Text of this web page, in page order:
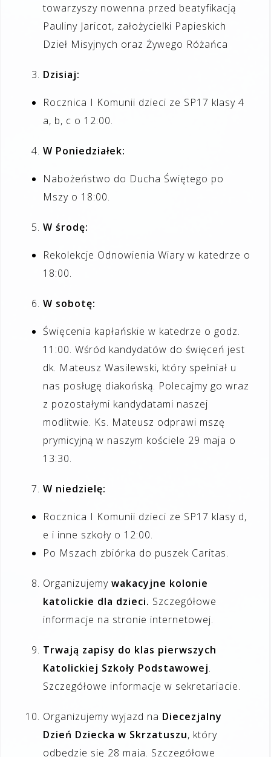
towarzyszy nowenna przed beatyfikacją
Pauliny Jaricot, założycielki Papieskich
Dzieł Misyjnych oraz Żywego Różańca
Dzisiaj:
Rocznica I Komunii dzieci ze SP17 klasy 4
a, b, c o 12:00.
W Poniedziałek:
Nabożeństwo do Ducha Świętego po
Mszy o 18:00.
W środę:
Rekolekcje Odnowienia Wiary w katedrze o
18:00.
W sobotę:
Święcenia kapłańskie w katedrze o godz.
11:00. Wśród kandydatów do święceń jest
dk. Mateusz Wasilewski, który spełniał u
nas posługę diakońską. Polecajmy go wraz
z pozostałymi kandydatami naszej
modlitwie. Ks. Mateusz odprawi mszę
prymicyjną w naszym kościele 29 maja o
13:30.
W niedzielę:
Rocznica I Komunii dzieci ze SP17 klasy d,
e i inne szkoły o 12:00.
Po Mszach zbiórka do puszek Caritas.
Organizujemy wakacyjne kolonie
katolickie dla dzieci. Szczegółowe
informacje na stronie internetowej.
Trwają zapisy do klas pierwszych
Katolickiej Szkoły Podstawowej.
Szczegółowe informacje w sekretariacie.
Organizujemy wyjazd na Diecezjalny
Dzień Dziecka w Skrzatuszu, który
odbędzie się 28 maja. Szczegółowe